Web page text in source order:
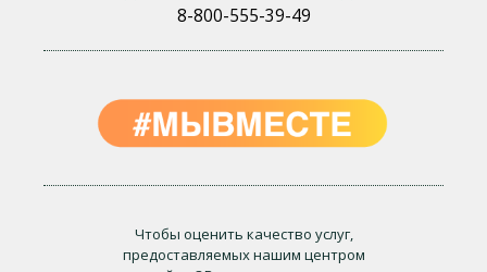
8-800-555-39-49
Чтобы оценить качество услуг,
предоставляемых нашим центром